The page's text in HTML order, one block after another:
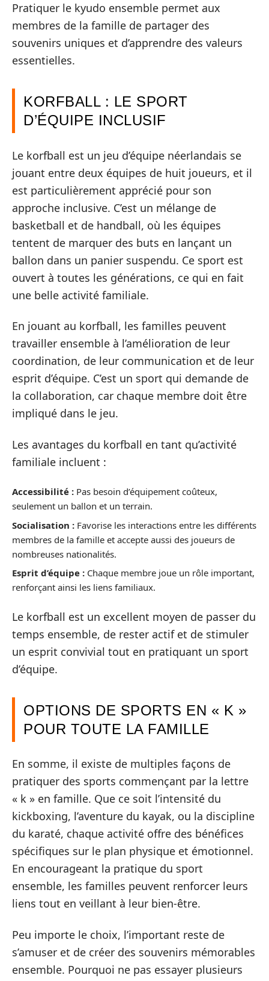
Pratiquer le kyudo ensemble permet aux
membres de la famille de partager des
souvenirs uniques et d’apprendre des valeurs
essentielles.
KORFBALL : LE SPORT
D’ÉQUIPE INCLUSIF
Le korfball est un jeu d’équipe néerlandais se
jouant entre deux équipes de huit joueurs, et il
est particulièrement apprécié pour son
approche inclusive. C’est un mélange de
basketball et de handball, où les équipes
tentent de marquer des buts en lançant un
ballon dans un panier suspendu. Ce sport est
ouvert à toutes les générations, ce qui en fait
une belle activité familiale.
En jouant au korfball, les familles peuvent
travailler ensemble à l’amélioration de leur
coordination, de leur communication et de leur
esprit d’équipe. C’est un sport qui demande de
la collaboration, car chaque membre doit être
impliqué dans le jeu.
Les avantages du korfball en tant qu’activité
familiale incluent :
Accessibilité : Pas besoin d’équipement coûteux,
seulement un ballon et un terrain.
Socialisation : Favorise les interactions entre les différents
membres de la famille et accepte aussi des joueurs de
nombreuses nationalités.
Esprit d’équipe : Chaque membre joue un rôle important,
renforçant ainsi les liens familiaux.
Le korfball est un excellent moyen de passer du
temps ensemble, de rester actif et de stimuler
un esprit convivial tout en pratiquant un sport
d’équipe.
OPTIONS DE SPORTS EN « K »
POUR TOUTE LA FAMILLE
En somme, il existe de multiples façons de
pratiquer des sports commençant par la lettre
« k » en famille. Que ce soit l’intensité du
kickboxing, l’aventure du kayak, ou la discipline
du karaté, chaque activité offre des bénéfices
spécifiques sur le plan physique et émotionnel.
En encourageant la pratique du sport
ensemble, les familles peuvent renforcer leurs
liens tout en veillant à leur bien-être.
Peu importe le choix, l’important reste de
s’amuser et de créer des souvenirs mémorables
ensemble. Pourquoi ne pas essayer plusieurs